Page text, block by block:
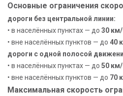
Основные ограничения
дороги без центральной линии:
• в населённых пунктах — до 30
• вне населённых пунктов — до 40
дороги с одной полосой
• в населённых пунктах — до 50
• вне населённых пунктов — до 70
Максимальная скорость